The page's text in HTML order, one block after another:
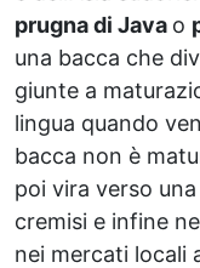
prugna di Java o
una bacca che
giunte a
lingua quando
bacca non è
poi vira verso
cremisi e infine
nei mercati locali